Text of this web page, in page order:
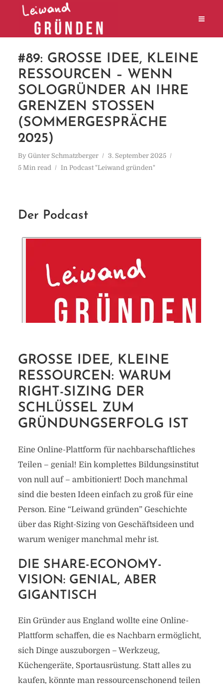
#89: GROSSE IDEE, KLEINE R
ESSOURCEN – WENN S
OLOGRÜNDER AN IHRE G
RENZEN STOSSEN (S
OMMERGESPRÄCHE 20
25)
By Günter Schmatzberger
3. September 2025
5 Min read
In Podcast "Leiwand gründen"
Der Podcast
GROSSE IDEE, KLEINE R
ESSOURCEN: WARUM R
IGHT-SIZING DER S
CHLÜSSEL ZUM G
RÜNDUNGSERFOLG IST
Eine Online-Plattform für nachbarschaftliches
Teilen – genial! Ein komplettes Bildungsinstitut
von null auf – ambitioniert! Doch manchmal
sind die besten Ideen einfach zu groß für eine
Person. Eine “Leiwand gründen” Geschichte
über das Right-Sizing von Geschäftsideen und
warum weniger manchmal mehr ist.
DIE SHARE-ECONOMY-
VISION: GENIAL, ABER
GIGANTISCH
Ein Gründer aus England wollte eine Online-
Plattform schaffen, die es Nachbarn ermöglicht,
sich Dinge auszuborgen – Werkzeug,
Küchengeräte, Sportausrüstung. Statt alles zu
kaufen, könnte man ressourcenschonend teilen